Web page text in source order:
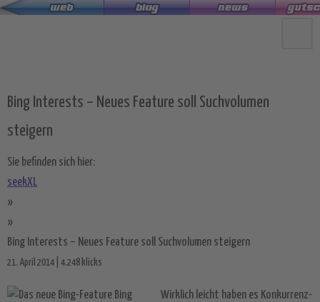
Zum
Bing Interests – Neues Feature soll Suchvolumen
steigern
Sie befinden sich hier:
seekXL
»
»
Bing Interests – Neues Feature soll Suchvolumen steigern
21. April 2014 | 4.248 klicks
Wirklich leicht haben es Konkurrenz-